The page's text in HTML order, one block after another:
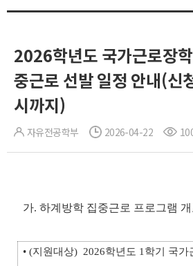
2026학년도 국가근로장
중근로 선발 일정 안내(
시까지)
자유전공학부 2026-04-22
가. 하계방학 집중근로 프로그램 개
• (지원대상) 2026학년도 1학기 국